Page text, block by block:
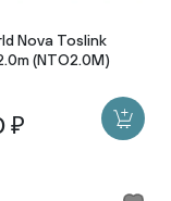
Nova Toslink
(NTO2.0M)
₽